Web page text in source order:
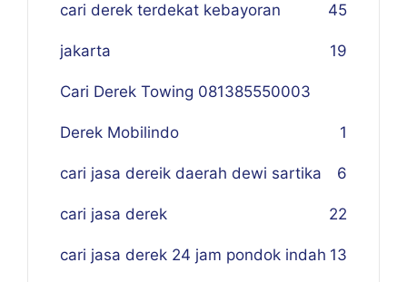
45
cari derek terdekat kebayoran
jakarta 19
Cari Derek Towing 081385550003
Derek Mobilindo 1
cari jasa dereik daerah dewi sartika 6
cari jasa derek 22
cari jasa derek 24 jam pondok indah 13